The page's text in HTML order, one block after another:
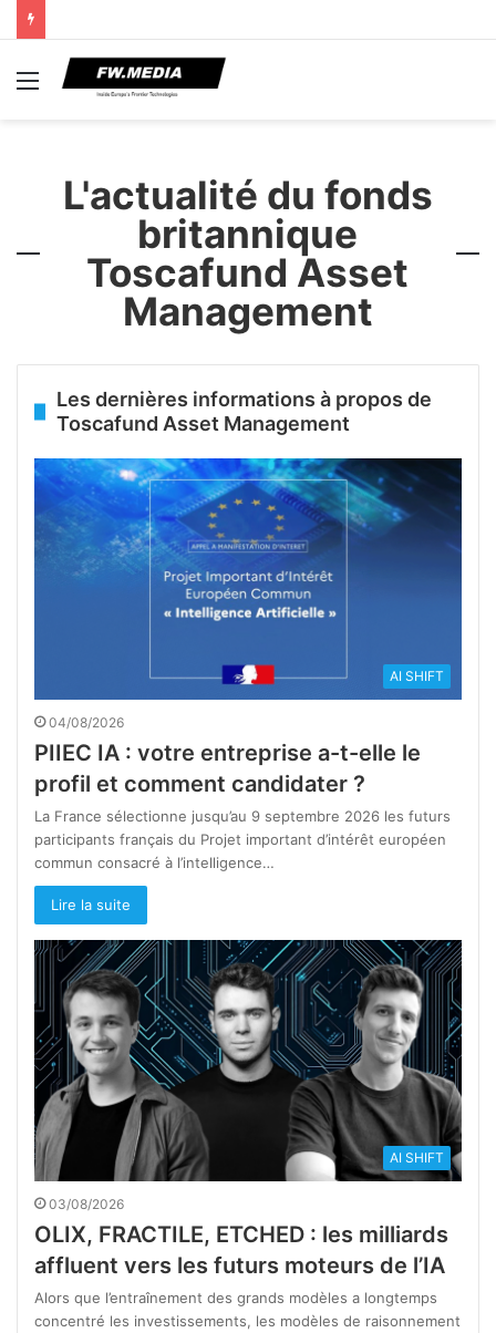
Menu
L'actualité du fonds
britannique
Toscafund Asset
Management
Les dernières informations à propos de
Toscafund Asset Management
AI SHIFT
04/08/2026
PIIEC IA : votre entreprise a-t-elle le
profil et comment candidater ?
La France sélectionne jusqu’au 9 septembre 2026 les futurs
participants français du Projet important d’intérêt européen
commun consacré à l’intelligence…
Lire la suite
AI SHIFT
03/08/2026
OLIX, FRACTILE, ETCHED : les milliards
affluent vers les futurs moteurs de l’IA
Alors que l’entraînement des grands modèles a longtemps
concentré les investissements, les modèles de raisonnement